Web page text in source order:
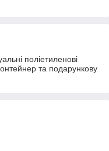
поліетиленові
та подарункову